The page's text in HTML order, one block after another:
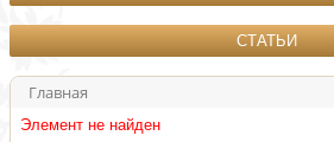
СТАТЬИ
Главная
Элемент не найден